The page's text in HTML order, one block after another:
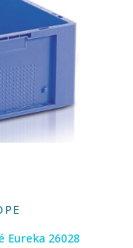
26028